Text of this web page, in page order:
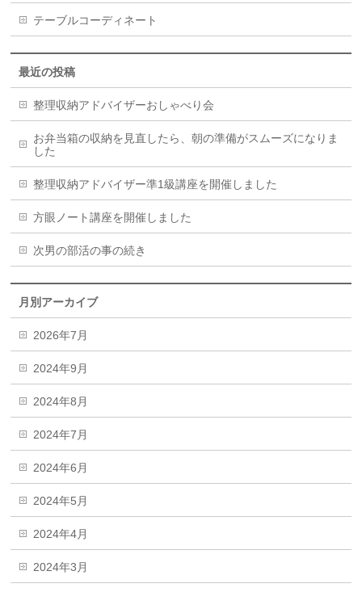
テーブルコーディネート
最近の投稿
整理収納アドバイザーおしゃべり会
お弁当箱の収納を見直したら、朝の準備がスムーズになりま
した
整理収納アドバイザー準1級講座を開催しました
方眼ノート講座を開催しました
次男の部活の事の続き
月別アーカイブ
2026年7月
2024年9月
2024年8月
2024年7月
2024年6月
2024年5月
2024年4月
2024年3月